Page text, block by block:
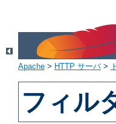
Apache > HTTP サーバ>
フィル